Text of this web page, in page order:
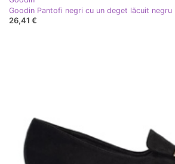
Goodin Pantofi negri cu un deget lăcuit negru
26,41 €